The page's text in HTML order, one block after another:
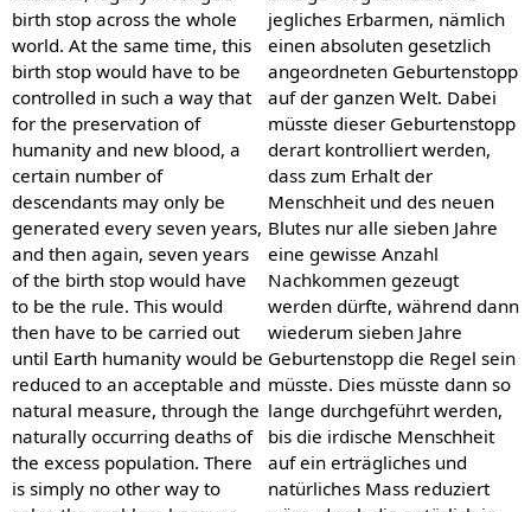
birth stop across the whole
world. At the same time, this
birth stop would have to be
controlled in such a way that
for the preservation of
humanity and new blood, a
certain number of
descendants may only be
generated every seven years,
and then again, seven years
of the birth stop would have
to be the rule. This would
then have to be carried out
until Earth humanity would be
reduced to an acceptable and
natural measure, through the
naturally occurring deaths of
the excess population. There
is simply no other way to
jegliches Erbarmen, nämlich
einen absoluten gesetzlich
angeordneten Geburtenstopp
auf der ganzen Welt. Dabei
müsste dieser Geburtenstopp
derart kontrolliert werden,
dass zum Erhalt der
Menschheit und des neuen
Blutes nur alle sieben Jahre
eine gewisse Anzahl
Nachkommen gezeugt
werden dürfte, während dann
wiederum sieben Jahre
Geburtenstopp die Regel sein
müsste. Dies müsste dann so
lange durchgeführt werden,
bis die irdische Menschheit
auf ein erträgliches und
natürliches Mass reduziert